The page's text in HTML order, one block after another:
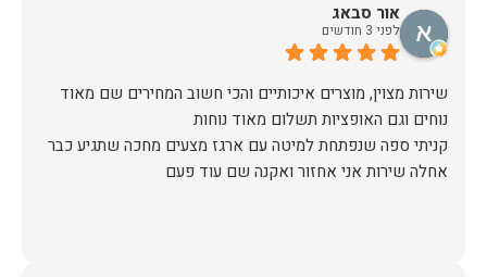
אור סבאג
לפני 3 חודשים
שירות מצוין, מוצרים איכותיים והכי חשוב המחירים שם מאוד
קניתי ספה שנפתחת למיטה עם ארגז מצעים מחכה שתגיע כבר
אחלה שירות אני אחזור ואקנה שם עוד פעם